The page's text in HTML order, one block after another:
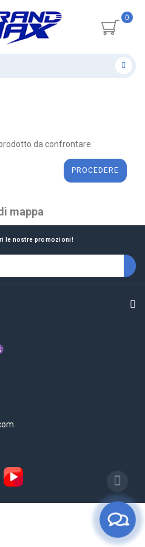
0
da confrontare.
PROCEDERE
mappa
le nostre promozioni!